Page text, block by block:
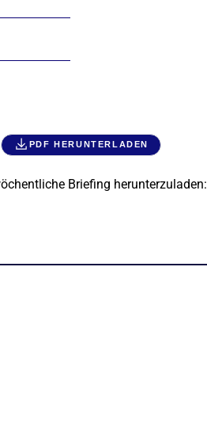
PDF HERUNTERLADEN
Briefing herunterzuladen: